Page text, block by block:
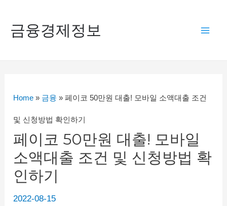
금융경제정보
Home » 금융 »페이코 50만원 대출! 모바일 소액대출 조건
및 신청방법 확인하기
페이코 50만원 대출! 모바일
소액대출 조건 및 신청방법 확
인하기
2022-08-15